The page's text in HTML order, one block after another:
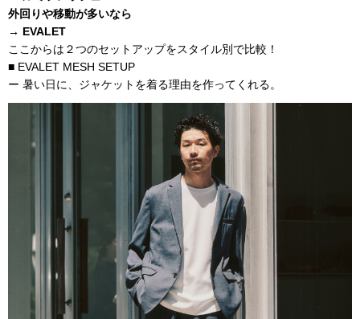
外回りや移動が多いなら
→ EVALET
ここからは２つのセットアップをスタイル別で比較！
■ EVALET MESH SETUP
ー 暑い日に、ジャケットを着る理由を作ってくれる。